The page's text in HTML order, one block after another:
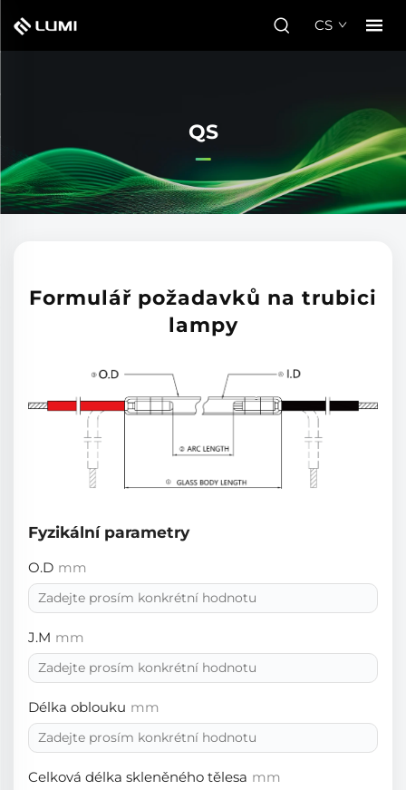
CS
QS
Formulář požadavků na trubici
lampy
Fyzikální parametry
O.D mm
J.M mm
Délka oblouku mm
Celková délka skleněného tělesa mm